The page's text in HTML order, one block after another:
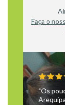
"Os
Faça o